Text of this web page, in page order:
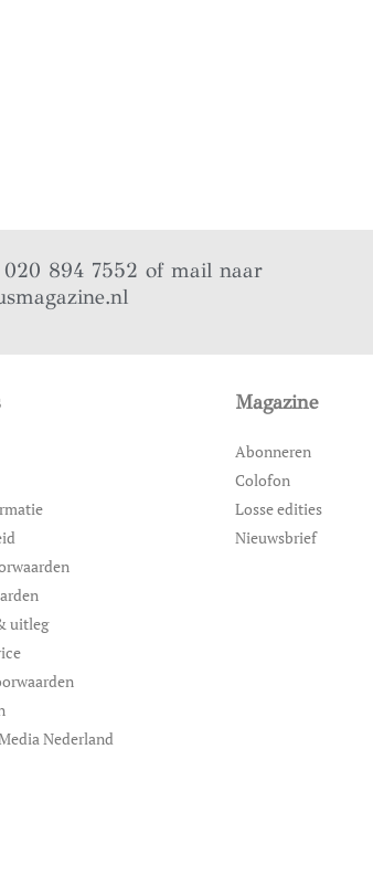
894 7552 of mail naar
uitleg
Nederland
Magazine
Abonneren
Colofon
Losse edities
Nieuwsbrief